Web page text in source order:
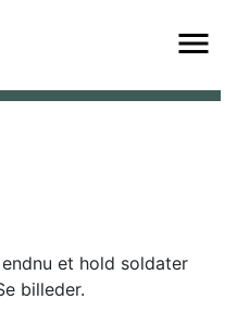
et hold soldater
billeder.